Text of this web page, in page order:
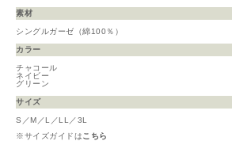
素材
シングルガーゼ（綿100％）
カラー
チャコール
ネイビー
グリーン
サイズ
S／M／L／LL／3L
※サイズガイドはこちら